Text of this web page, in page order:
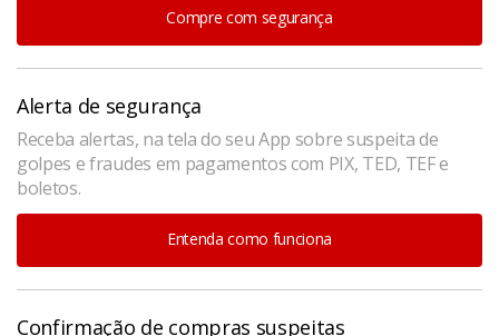
Compre com segurança
Alerta de segurança
Receba alertas, na tela do seu App sobre suspeita de
golpes e fraudes em pagamentos com PIX, TED, TEF e
boletos.
Entenda como funciona
Confirmação de compras suspeitas